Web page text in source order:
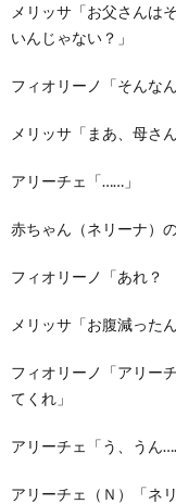
メリッサ「お父さんは
いんじゃない？」
フィオリーノ「そんな
メリッサ「まあ、母さ
アリーチェ「……」
赤ちゃん（ネリーナ）
フィオリーノ「あれ？
メリッサ「お腹減った
フィオリーノ「アリー
てくれ」
アリーチェ「う、うん
アリーチェ（Ｎ）「ネ